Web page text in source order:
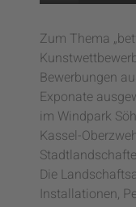
Zum Thema
Bewerbungen
Exponate
im Windpark
Kassel-
Die
Installationen,